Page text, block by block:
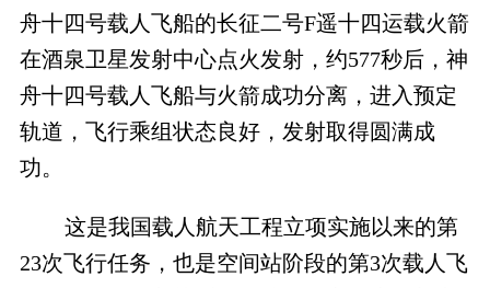
舟十四号载人飞船的长征二号F遥十四运载火箭
在酒泉卫星发射中心点火发射，约577秒后，神
舟十四号载人飞船与火箭成功分离，进入预定
轨道，飞行乘组状态良好，发射取得圆满成
功。
这是我国载人航天工程立项实施以来的第
23次飞行任务，也是空间站阶段的第3次载人飞